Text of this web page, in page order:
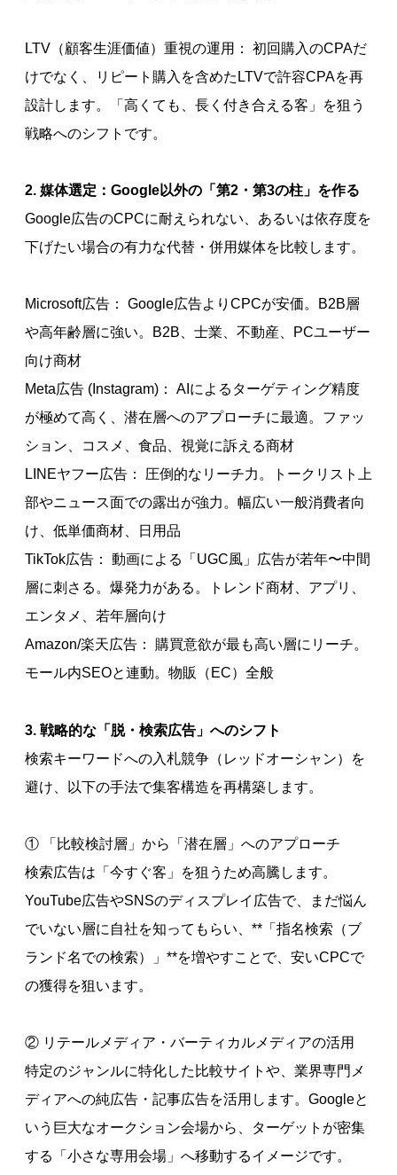
LTV（顧客生涯価値）重視の運用： 初回購入のCPAだ
けでなく、リピート購入を含めたLTVで許容CPAを再
設計します。「高くても、長く付き合える客」を狙う
戦略へのシフトです。
2. 媒体選定：Google以外の「第2・第3の柱」を作る
Google広告のCPCに耐えられない、あるいは依存度を
下げたい場合の有力な代替・併用媒体を比較します。
Microsoft広告： Google広告よりCPCが安価。B2B層
や高年齢層に強い。B2B、士業、不動産、PCユーザー
向け商材
Meta広告 (Instagram)： AIによるターゲティング精度
が極めて高く、潜在層へのアプローチに最適。ファッ
ション、コスメ、食品、視覚に訴える商材
LINEヤフー広告： 圧倒的なリーチ力。トークリスト上
部やニュース面での露出が強力。幅広い一般消費者向
け、低単価商材、日用品
TikTok広告： 動画による「UGC風」広告が若年〜中間
層に刺さる。爆発力がある。トレンド商材、アプリ、
エンタメ、若年層向け
Amazon/楽天広告： 購買意欲が最も高い層にリーチ。
モール内SEOと連動。物販（EC）全般
3. 戦略的な「脱・検索広告」へのシフト
検索キーワードへの入札競争（レッドオーシャン）を
避け、以下の手法で集客構造を再構築します。
① 「比較検討層」から「潜在層」へのアプローチ
検索広告は「今すぐ客」を狙うため高騰します。
YouTube広告やSNSのディスプレイ広告で、まだ悩ん
でいない層に自社を知ってもらい、**「指名検索（ブ
ランド名での検索）」**を増やすことで、安いCPCで
の獲得を狙います。
② リテールメディア・バーティカルメディアの活用
特定のジャンルに特化した比較サイトや、業界専門メ
ディアへの純広告・記事広告を活用します。Googleと
いう巨大なオークション会場から、ターゲットが密集
する「小さな専用会場」へ移動するイメージです。